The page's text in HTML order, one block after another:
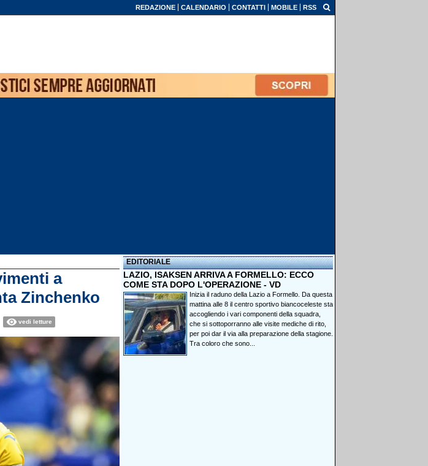
REDAZIONE CALENDARIO CONTATTI MOBILE RSS
a
Zinchenko
vedi letture
EDITORIALE
LAZIO, ISAKSEN ARRIVA A FORMELLO: ECCO
COME STA DOPO L'OPERAZIONE - VD
Inizia il raduno della Lazio a Formello. Da questa
mattina alle 8 il centro sportivo biancoceleste sta
accogliendo i vari componenti della squadra,
che si sottoporranno alle visite mediche di rito,
per poi dar il via alla preparazione della stagione.
Tra coloro che sono...